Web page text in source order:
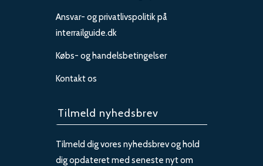
Ansvar- og privatlivspolitik på
interrailguide.dk
Købs- og handelsbetingelser
Kontakt os
Tilmeld nyhedsbrev
Tilmeld dig vores nyhedsbrev og hold
dig opdateret med seneste nyt om